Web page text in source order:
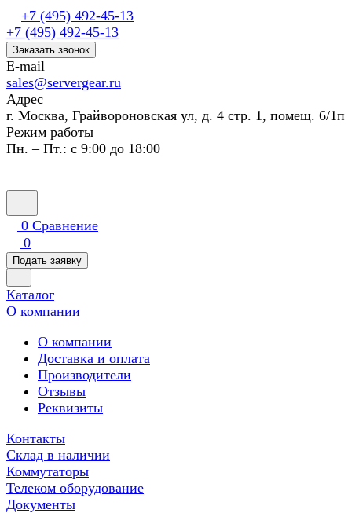
+7 (495) 492-45-13
+7 (495) 492-45-13
Заказать звонок
E-mail
sales@servergear.ru
Адрес
г. Москва, Грайвороновская ул, д. 4 стр. 1, помещ. 6/1п
Режим работы
Пн. – Пт.: с 9:00 до 18:00
0 Сравнение
0
Подать заявку
Каталог
О компании
О компании
Доставка и оплата
Производители
Отзывы
Реквизиты
Контакты
Склад в наличии
Коммутаторы
Телеком оборудование
Документы